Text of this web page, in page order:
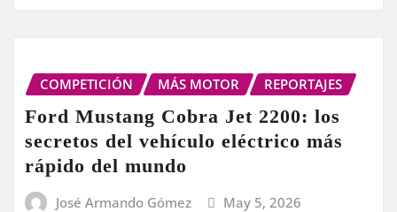
COMPETICIÓN MÁS MOTOR REPORTAJES
Ford Mustang Cobra Jet 2200: los
secretos del vehículo eléctrico más
rápido del mundo
José Armando Gómez May 5, 2026